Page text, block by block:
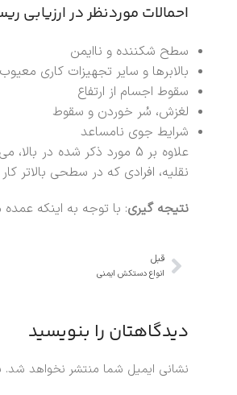
احمالات موردنظر در ارزیابی
سطح شکننده و ناایمن
بالابرها و سایر تجهیزات کاری معیوب
سقوط اجسام از ارتفاع
لغزش، سُر خوردن و سقوط
شرایط جوی نامساعد
علاوه بر 5 مورد ذکر شده
نقلیه، افرادی که در سطحی بالاتر
نتیجه گیری: با توجه به اینکه
قبل
انواع دستکش ایمنی
دیدگاهتان را بنویسید
نشانی ایمیل شما منتشر نخواهد شد.